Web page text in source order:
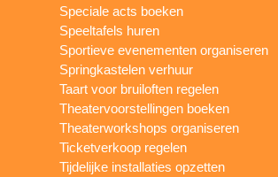
Speciale acts boeken
Speeltafels huren
Sportieve evenementen organiseren
Springkastelen verhuur
Taart voor bruiloften regelen
Theatervoorstellingen boeken
Theaterworkshops organiseren
Ticketverkoop regelen
Tijdelijke installaties opzetten